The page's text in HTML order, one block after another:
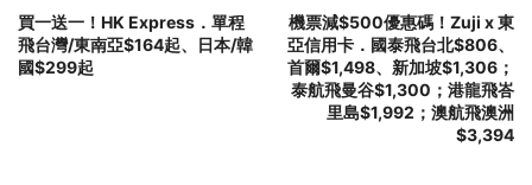
買一送一！HK Express．單程
飛台灣/東南亞$164起、日本/韓
國$299起
機票減$500優惠碼！Zuji x 東
亞信用卡．國泰飛台北$806、
首爾$1,498、新加坡$1,306；
泰航飛曼谷$1,300；港龍飛峇
里島$1,992；澳航飛澳洲
$3,394